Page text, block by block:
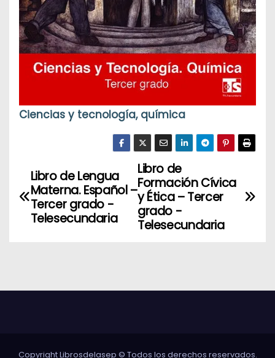
Ciencias y tecnología, química
N
a
Libro de
Formación Cívica
y Ética – Tercer
grado -
Telesecundaria
Libro de Lengua
Materna. Español –
Tercer grado -
Telesecundaria
Copyright Librosdelasep © Todos los derechos reservados.